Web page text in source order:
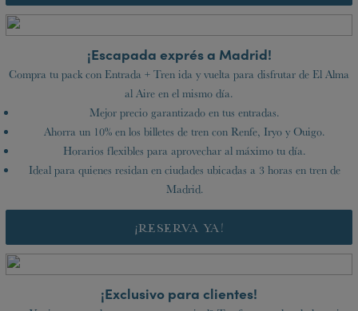
¡Escapada exprés a Madrid!
Compra tu pack con Entrada + Tren ida y vuelta para disfrutar de El Alma
al Aire en el mismo día.
Mejor precio garantizado en tus entradas.
Ahorra un 10% en los billetes de tren con Renfe, Iryo y Ouigo.
Horarios flexibles para aprovechar al máximo tu día.
Ideal para quienes residan en ciudades ubicadas a 3 horas en tren de
Madrid.
¡RESERVA YA!
¡Exclusivo para clientes!